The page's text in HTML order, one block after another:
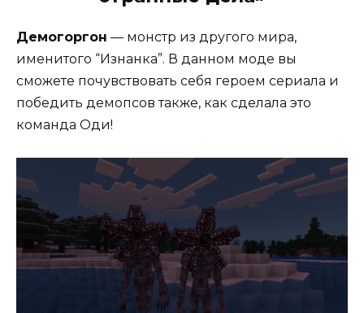
Демогоргон — монстр из другого мира,
именитого “Изнанка”. В данном моде вы
сможете почувствовать себя героем сериала и
победить демопсов также, как сделала это
команда Оди!